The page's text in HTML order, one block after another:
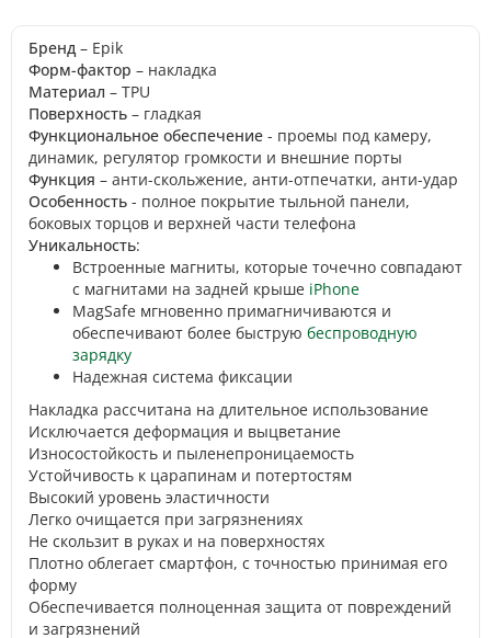
Бренд – Epik
Форм-фактор – накладка
Материал – TPU
Поверхность – гладкая
Функциональное обеспечение - проемы под камеру,
динамик, регулятор громкости и внешние порты
Функция – анти-скольжение, анти-отпечатки, анти-удар
Особенность - полное покрытие тыльной панели,
боковых торцов и верхней части телефона
Уникальность:
Встроенные магниты, которые точечно совпадают
с магнитами на задней крыше iPhone
MagSafe мгновенно примагничиваются и
обеспечивают более быструю беспроводную
зарядку
Надежная система фиксации
Накладка рассчитана на длительное использование
Исключается деформация и выцветание
Износостойкость и пыленепроницаемость
Устойчивость к царапинам и потертостям
Высокий уровень эластичности
Легко очищается при загрязнениях
Не скользит в руках и на поверхностях
Плотно облегает смартфон, с точностью принимая его
форму
Обеспечивается полноценная защита от повреждений
и загрязнений